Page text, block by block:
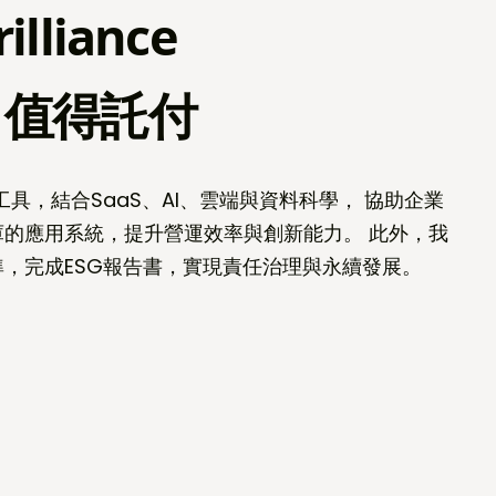
得託付
，結合SaaS、AI、雲端與資料科學， 協助企業
應用系統，提升營運效率與創新能力。 此外，我
完成ESG報告書，實現責任治理與永續發展。